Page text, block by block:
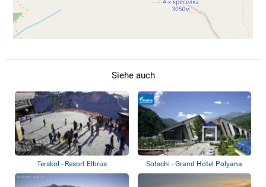
Siehe auch
Terskol - Resort Elbrus Sotschi - Grand Hotel Polyana